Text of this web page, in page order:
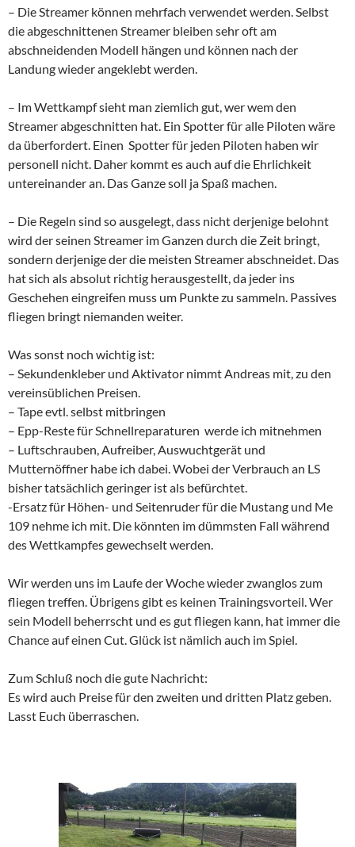
– Die Streamer können mehrfach verwendet werden. Selbst
die abgeschnittenen Streamer bleiben sehr oft am
abschneidenden Modell hängen und können nach der
Landung wieder angeklebt werden.
– Im Wettkampf sieht man ziemlich gut, wer wem den
Streamer abgeschnitten hat. Ein Spotter für alle Piloten wäre
da überfordert. Einen Spotter für jeden Piloten haben wir
personell nicht. Daher kommt es auch auf die Ehrlichkeit
untereinander an. Das Ganze soll ja Spaß machen.
– Die Regeln sind so ausgelegt, dass nicht derjenige belohnt
wird der seinen Streamer im Ganzen durch die Zeit bringt,
sondern derjenige der die meisten Streamer abschneidet. Das
hat sich als absolut richtig herausgestellt, da jeder ins
Geschehen eingreifen muss um Punkte zu sammeln. Passives
fliegen bringt niemanden weiter.
Was sonst noch wichtig ist:
– Sekundenkleber und Aktivator nimmt Andreas mit, zu den
vereinsüblichen Preisen.
– Tape evtl. selbst mitbringen
– Epp-Reste für Schnellreparaturen werde ich mitnehmen
– Luftschrauben, Aufreiber, Auswuchtgerät und
Mutternöffner habe ich dabei. Wobei der Verbrauch an LS
bisher tatsächlich geringer ist als befürchtet.
-Ersatz für Höhen- und Seitenruder für die Mustang und Me
109 nehme ich mit. Die könnten im dümmsten Fall während
des Wettkampfes gewechselt werden.
Wir werden uns im Laufe der Woche wieder zwanglos zum
fliegen treffen. Übrigens gibt es keinen Trainingsvorteil. Wer
sein Modell beherrscht und es gut fliegen kann, hat immer die
Chance auf einen Cut. Glück ist nämlich auch im Spiel.
Zum Schluß noch die gute Nachricht:
Es wird auch Preise für den zweiten und dritten Platz geben.
Lasst Euch überraschen.